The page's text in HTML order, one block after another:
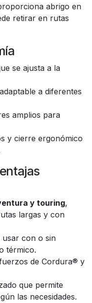
abrigo en
retirar en rutas
se ajusta a la
a diferentes
amplios para
y cierre ergonómico
y touring,
largas y con
usar con o sin
térmico.
de Cordura® y
que permite
las necesidades.